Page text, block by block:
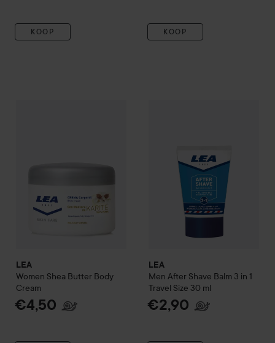
KOOP KOOP
LEA
Women Shea Butter Body
Cream
€4,50
LEA
Men After Shave Balm 3 in 1
Travel Size 30 ml
€2,90